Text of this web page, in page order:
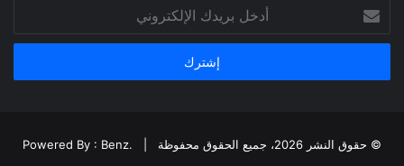
بريدك
الإلكتروني
© حقوق النشر 2026، جميع الحقوق محفوظة |
Powered By : Benz.